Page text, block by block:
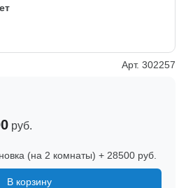
Арт. 302257
руб.
(на 2 комнаты) + 28500 руб.
В корзину